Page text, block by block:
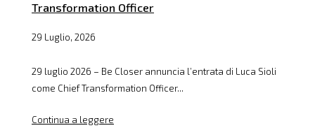
Transformation Officer
29 Luglio, 2026
29 luglio 2026 – Be Closer annuncia l’entrata di Luca Sioli
come Chief Transformation Officer...
Continua a leggere